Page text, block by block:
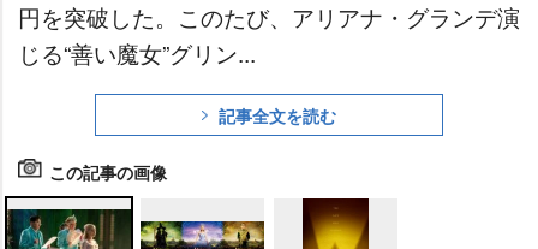
円を突破した。このたび、アリアナ・グランデ演
じる“善い魔女”グリン...
記事全文を読む
この記事の画像